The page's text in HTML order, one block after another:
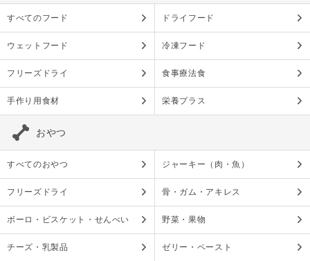
すべてのフード ドライフード
ウェットフード 冷凍フード
フリーズドライ 食事療法食
手作り用食材 栄養プラス
おやつ
すべてのおやつ ジャーキー（肉・魚）
フリーズドライ 骨・ガム・アキレス
ボーロ・ビスケット・せんべい 野菜・果物
チーズ・乳製品 ゼリー・ペースト